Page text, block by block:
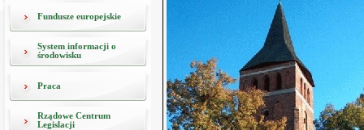
Fundusze europejskie
System informacji o
środowisku
Praca
Rządowe Centrum
Legislacji